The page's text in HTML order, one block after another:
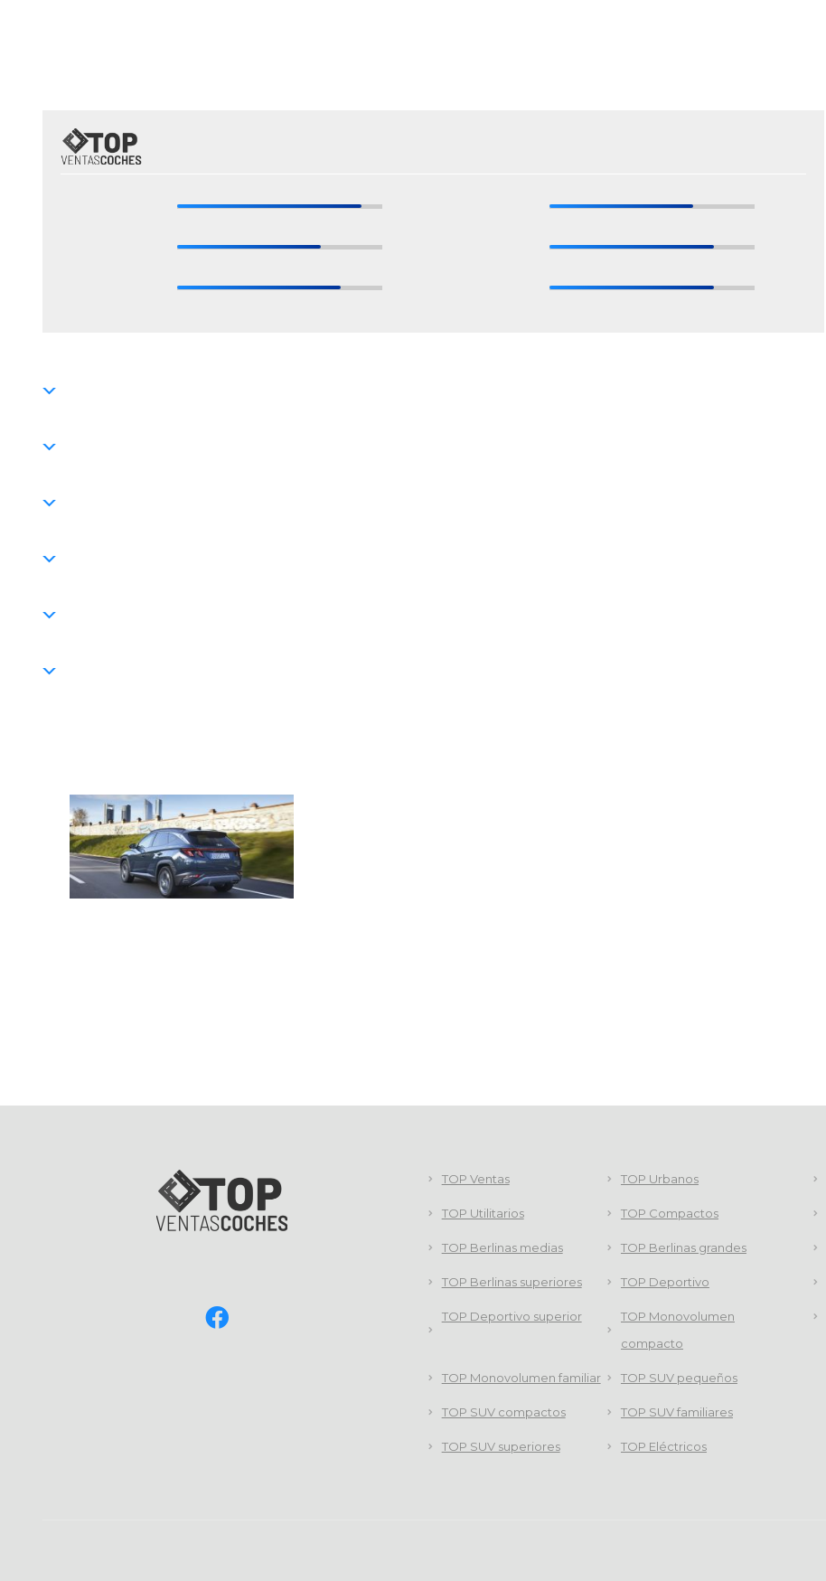
TOP Ventas TOP Urbanos
TOP Utilitarios TOP Compactos
TOP Berlinas medias TOP Berlinas grandes
TOP Berlinas superiores TOP Deportivo
TOP Deportivo superior
TOP Monovolumen
compacto
TOP Monovolumen familiar TOP SUV pequeños
TOP SUV compactos TOP SUV familiares
TOP SUV superiores TOP Eléctricos